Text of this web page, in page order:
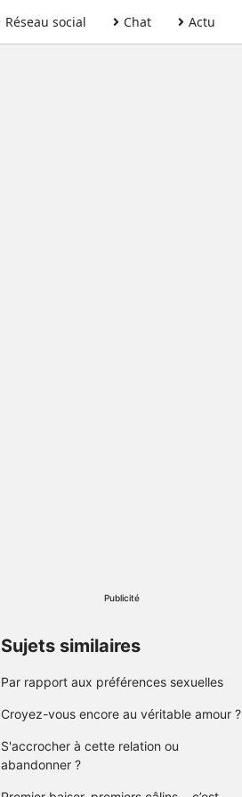
Réseau social Chat Actu
Publicité
Sujets similaires
Par rapport aux préférences sexuelles
Croyez-vous encore au véritable amour ?
S'accrocher à cette relation ou
abandonner ?